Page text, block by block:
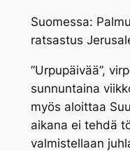
Suomessa:
ratsastus
”Urpupäivää”,
sunnuntaina
myös aloittaa
aikana ei tehdä
valmistellaan